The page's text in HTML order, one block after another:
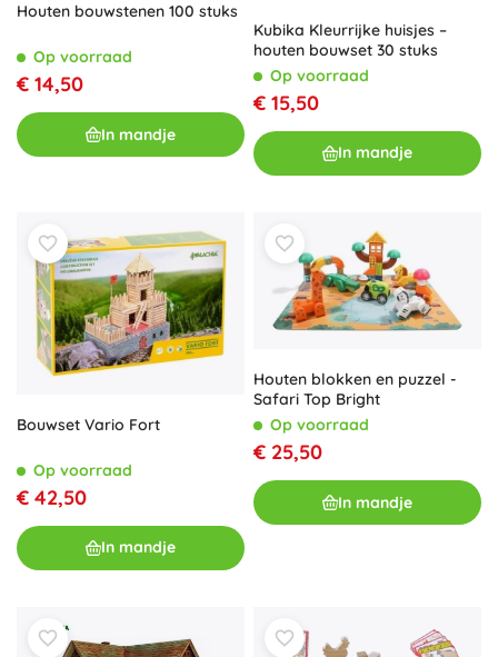
Houten bouwstenen 100 stuks
Op voorraad
€ 14,50
In mandje
Kubika Kleurrijke huisjes –
houten bouwset 30 stuks
Op voorraad
€ 15,50
In mandje
Bouwset Vario Fort
Op voorraad
€ 42,50
In mandje
Houten blokken en puzzel -
Safari Top Bright
Op voorraad
€ 25,50
In mandje